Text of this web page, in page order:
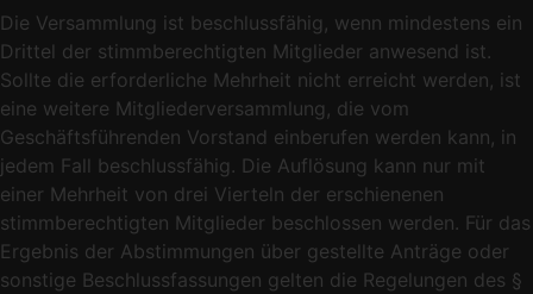
Die Versammlung ist beschlussfähig, wenn mindestens ein
Drittel der stimmberechtigten Mitglieder anwesend ist.
Sollte die erforderliche Mehrheit nicht erreicht werden, ist
eine weitere Mitgliederversammlung, die vom
Geschäftsführenden Vorstand einberufen werden kann, in
jedem Fall beschlussfähig. Die Auflösung kann nur mit
einer Mehrheit von drei Vierteln der erschienenen
stimmberechtigten Mitglieder beschlossen werden. Für das
Ergebnis der Abstimmungen über gestellte Anträge oder
sonstige Beschlussfassungen gelten die Regelungen des §